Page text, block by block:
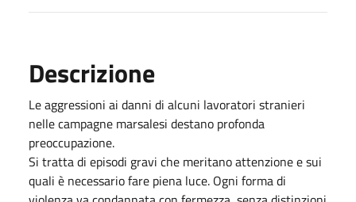
Descrizione
Le aggressioni ai danni di alcuni lavoratori stranieri
nelle campagne marsalesi destano profonda
preoccupazione.
Si tratta di episodi gravi che meritano attenzione e sui
quali è necessario fare piena luce. Ogni forma di